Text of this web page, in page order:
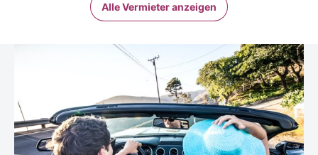
Alle Vermieter anzeigen